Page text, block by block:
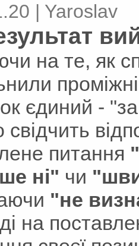
| Yaroslav
на те, як
єдиний -
питання
ні" чи
"не
на